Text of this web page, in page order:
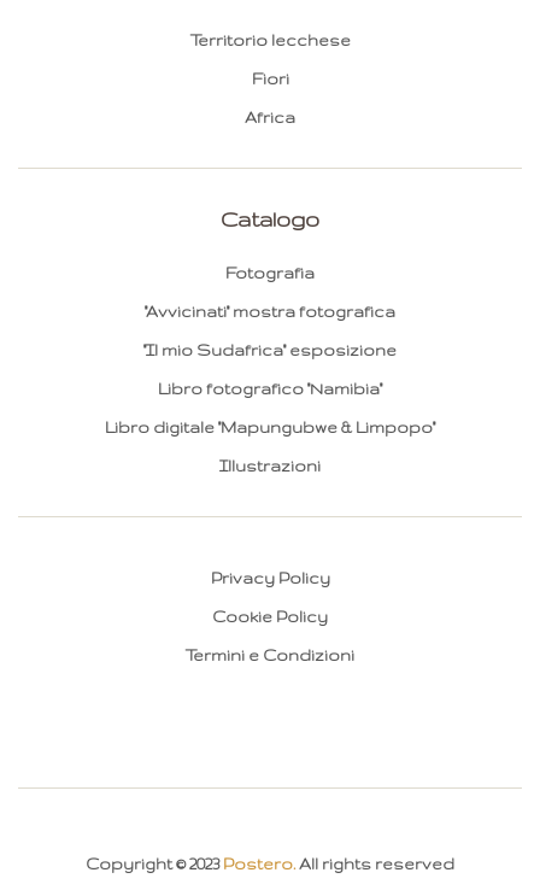
Territorio lecchese
Fiori
Africa
Catalogo
Fotografia
"Avvicinati" mostra fotografica
"Il mio Sudafrica" esposizione
Libro fotografico "Namibia"
Libro digitale "Mapungubwe & Limpopo"
Illustrazioni
Privacy Policy
Cookie Policy
Termini e Condizioni
Copyright © 2023 Postero. All rights reserved